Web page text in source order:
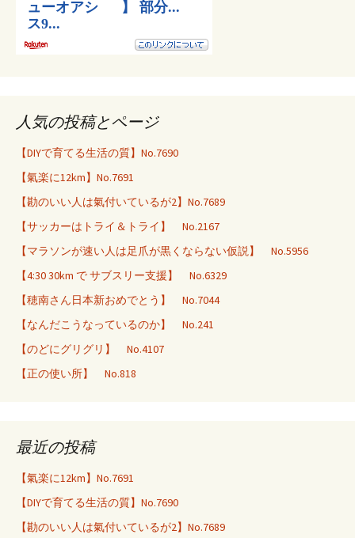
人気の投稿とページ
【DIYで育てる生活の質】No.7690
【氣楽に12km】No.7691
【勘のいい人は氣付いているが2】No.7689
【サッカーはトライ＆トライ】 No.2167
【マラソンが速い人は足爪が黒くならない仮説】 No.5956
【4:30 30km で サブスリー支援】 No.6329
【穂南さん日本新おめでとう】 No.7044
【なんだこうなっているのか】 No.241
【のどにグリグリ】 No.4107
【正の使い所】 No.818
最近の投稿
【氣楽に12km】No.7691
【DIYで育てる生活の質】No.7690
【勘のいい人は氣付いているが2】No.7689